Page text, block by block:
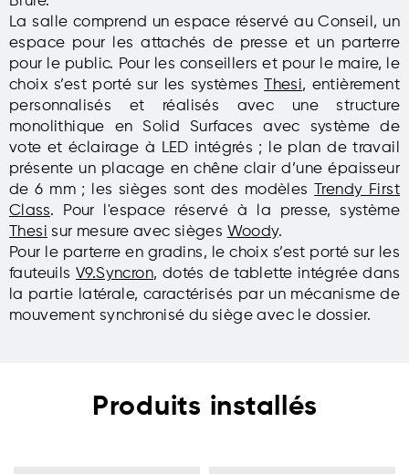
La salle comprend un espace réservé au Conseil, un
espace pour les attachés de presse et un parterre
pour le public. Pour les conseillers et pour le maire, le
choix s’est porté sur les systèmes
Thesi, entièrement
personnalisés et réalisés avec une structure
monolithique en Solid Surfaces avec système de
vote et éclairage à LED intégrés ; le plan de travail
présente un placage en chêne clair d’une épaisseur
de 6 mm ; les sièges sont des modèles
Trendy First
Class. Pour l'espace réservé à la presse, système
Thesi sur mesure avec sièges Woody.
Pour le parterre en gradins, le choix s’est porté sur les
fauteuils V9.Syncron, dotés de tablette intégrée dans
la partie latérale, caractérisés par un mécanisme de
mouvement synchronisé du siège avec le dossier.
Produits installés